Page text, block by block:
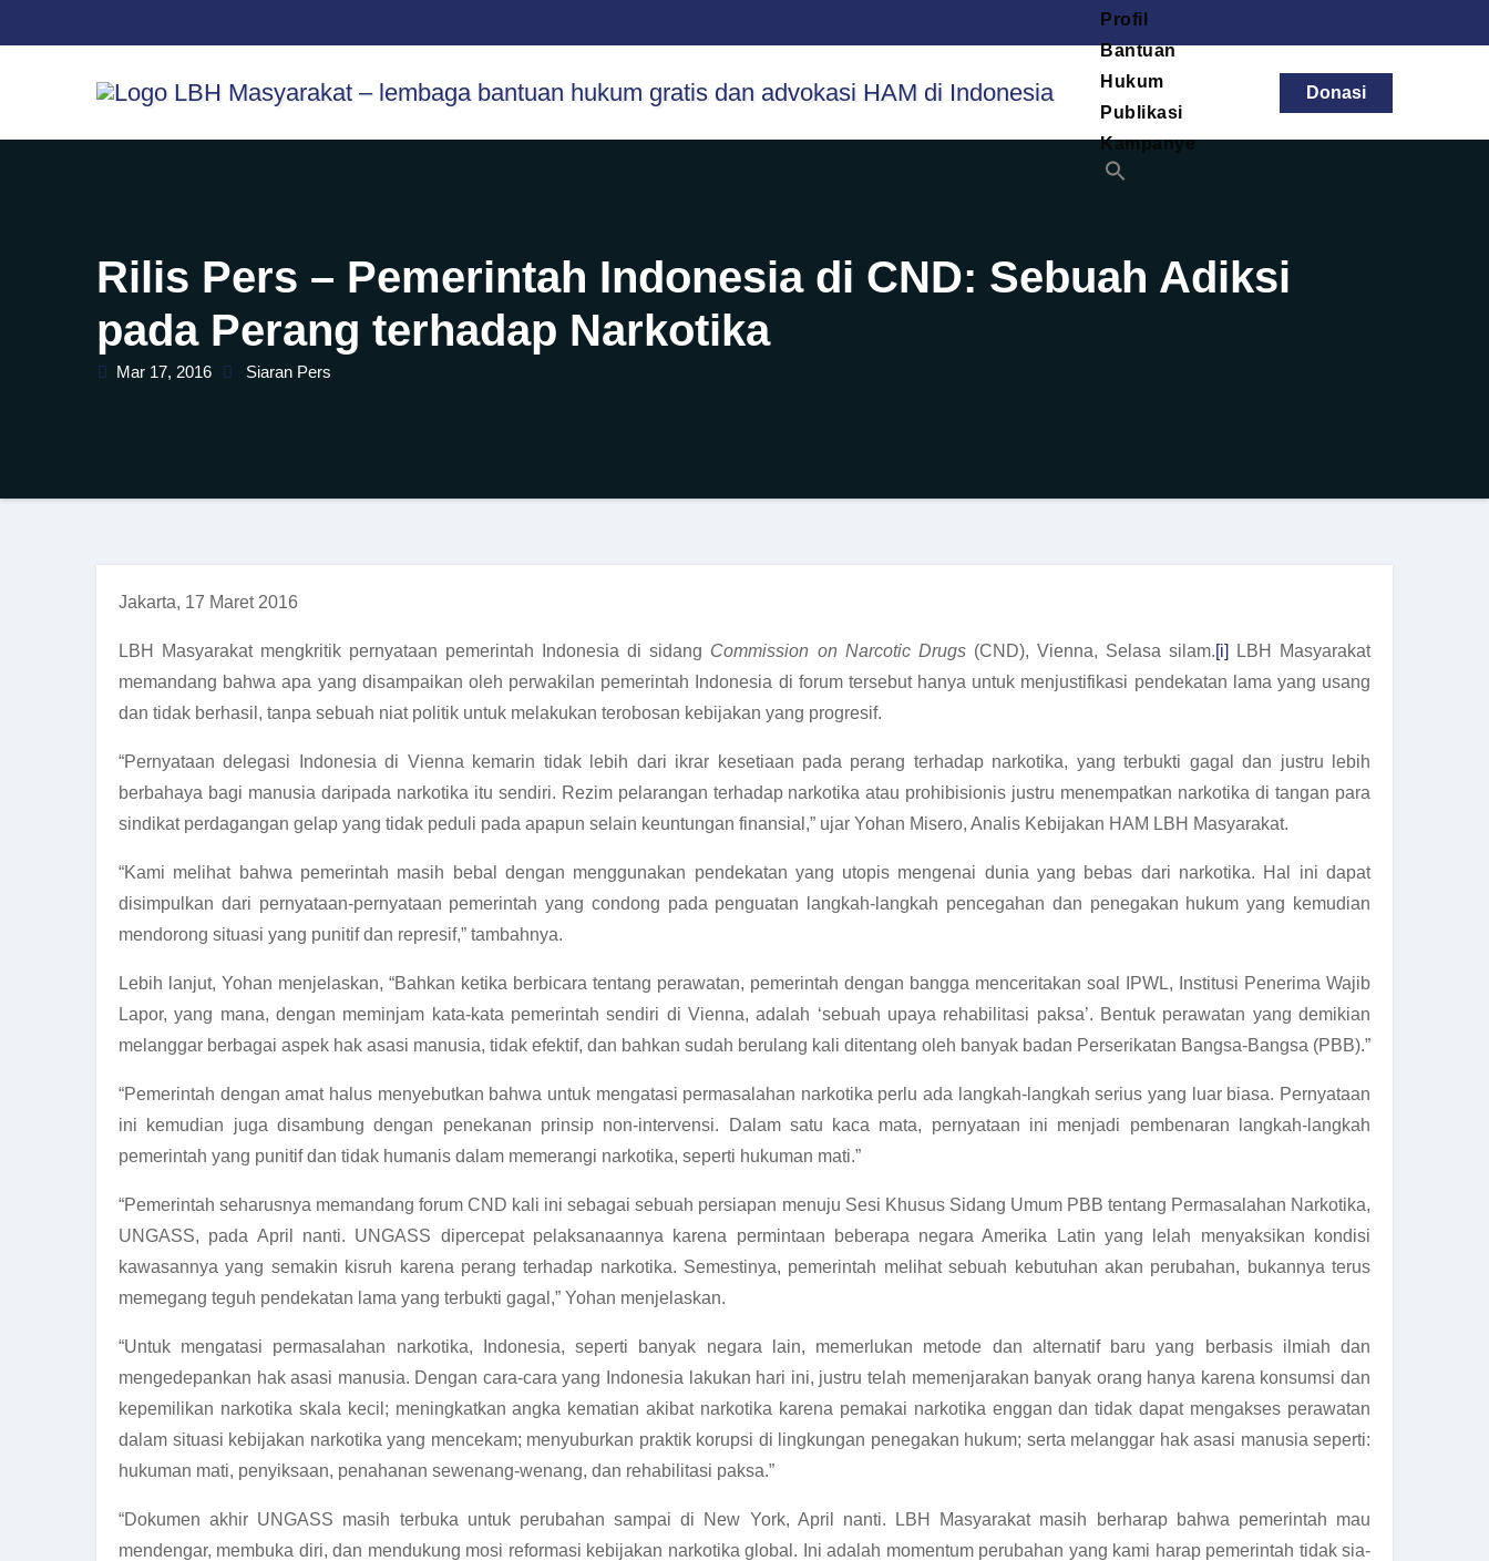
to
Profil
Bantuan
Hukum
Publikasi
Kampanye
Donasi
Rilis Pers – Pemerintah Indonesia di CND: Sebuah Adiksi
pada Perang terhadap Narkotika
Mar 17, 2016 Siaran Pers
Jakarta, 17 Maret 2016
LBH Masyarakat mengkritik pernyataan pemerintah Indonesia di sidang Commission on Narcotic Drugs(CND), Vienna, Selasa silam.[i]
LBH Masyarakat
memandang bahwa apa yang disampaikan oleh perwakilan pemerintah Indonesia di forum tersebut hanya untuk menjustifikasi pendekatan lama yang usang
dan tidak berhasil, tanpa sebuah niat politik untuk melakukan terobosan kebijakan yang progresif.
“Pernyataan delegasi Indonesia di Vienna kemarin tidak lebih dari ikrar kesetiaan pada perang terhadap narkotika, yang terbukti gagal dan justru lebih
berbahaya bagi manusia daripada narkotika itu sendiri. Rezim pelarangan terhadap narkotika atau prohibisionis justru menempatkan narkotika di tangan para
sindikat perdagangan gelap yang tidak peduli pada apapun selain keuntungan finansial,” ujar Yohan Misero, Analis Kebijakan HAM LBH Masyarakat.
“Kami melihat bahwa pemerintah masih bebal dengan menggunakan pendekatan yang utopis mengenai dunia yang bebas dari narkotika. Hal ini dapat
disimpulkan dari pernyataan-pernyataan pemerintah yang condong pada penguatan langkah-langkah pencegahan dan penegakan hukum yang kemudian
mendorong situasi yang punitif dan represif,” tambahnya.
Lebih lanjut, Yohan menjelaskan, “Bahkan ketika berbicara tentang perawatan, pemerintah dengan bangga menceritakan soal IPWL, Institusi Penerima Wajib
Lapor, yang mana, dengan meminjam kata-kata pemerintah sendiri di Vienna, adalah ‘sebuah upaya rehabilitasi paksa’. Bentuk perawatan yang demikian
melanggar berbagai aspek hak asasi manusia, tidak efektif, dan bahkan sudah berulang kali ditentang oleh banyak badan Perserikatan Bangsa-Bangsa (PBB).”
“Pemerintah dengan amat halus menyebutkan bahwa untuk mengatasi permasalahan narkotika perlu ada langkah-langkah serius yang luar biasa. Pernyataan
ini kemudian juga disambung dengan penekanan prinsip non-intervensi. Dalam satu kaca mata, pernyataan ini menjadi pembenaran langkah-langkah
pemerintah yang punitif dan tidak humanis dalam memerangi narkotika, seperti hukuman mati.”
“Pemerintah seharusnya memandang forum CND kali ini sebagai sebuah persiapan menuju Sesi Khusus Sidang Umum PBB tentang Permasalahan Narkotika,
UNGASS, pada April nanti. UNGASS dipercepat pelaksanaannya karena permintaan beberapa negara Amerika Latin yang lelah menyaksikan kondisi
kawasannya yang semakin kisruh karena perang terhadap narkotika. Semestinya, pemerintah melihat sebuah kebutuhan akan perubahan, bukannya terus
memegang teguh pendekatan lama yang terbukti gagal,” Yohan menjelaskan.
“Untuk mengatasi permasalahan narkotika, Indonesia, seperti banyak negara lain, memerlukan metode dan alternatif baru yang berbasis ilmiah dan
mengedepankan hak asasi manusia. Dengan cara-cara yang Indonesia lakukan hari ini, justru telah memenjarakan banyak orang hanya karena konsumsi dan
kepemilikan narkotika skala kecil; meningkatkan angka kematian akibat narkotika karena pemakai narkotika enggan dan tidak dapat mengakses perawatan
dalam situasi kebijakan narkotika yang mencekam; menyuburkan praktik korupsi di lingkungan penegakan hukum; serta melanggar hak asasi manusia seperti:
hukuman mati, penyiksaan, penahanan sewenang-wenang, dan rehabilitasi paksa.”
“Dokumen akhir UNGASS masih terbuka untuk perubahan sampai di New York, April nanti. LBH Masyarakat masih berharap bahwa pemerintah mau
mendengar, membuka diri, dan mendukung mosi reformasi kebijakan narkotika global. Ini adalah momentum perubahan yang kami harap pemerintah tidak sia-